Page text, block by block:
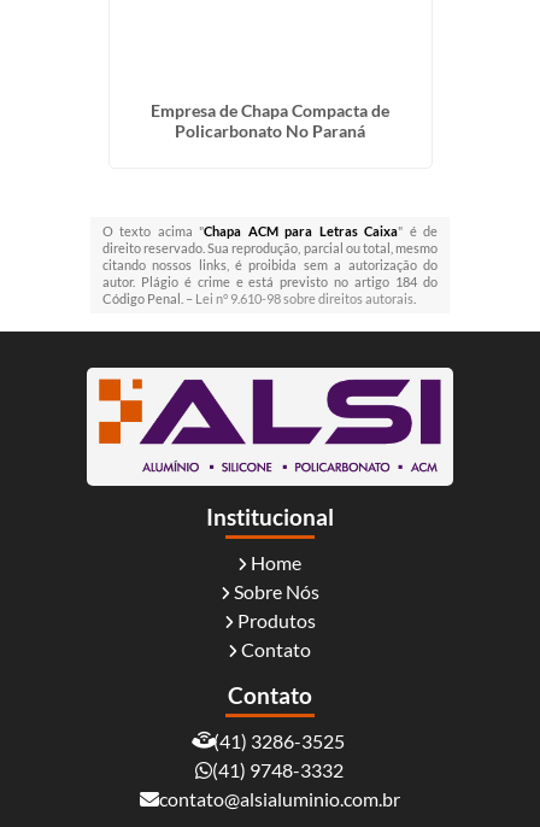
Empresa de Chapa Compacta de
Policarbonato No Paraná
O texto acima "Chapa ACM para Letras Caixa" é de
direito reservado. Sua reprodução, parcial ou total, mesmo
citando nossos links, é proibida sem a autorização do
autor. Plágio é crime e está previsto no artigo 184 do
Código Penal. – Lei n° 9.610-98 sobre direitos autorais.
Institucional
Home
Sobre Nós
Produtos
Contato
Contato
(41) 3286-3525
(41) 9748-3332
contato@alsialuminio.com.br